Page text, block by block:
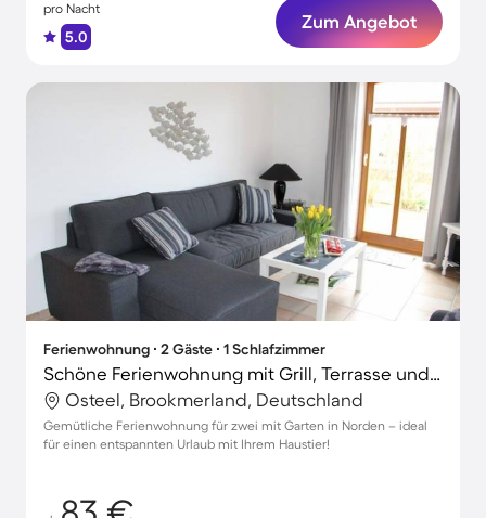
pro Nacht
5.0
Zum Angebot
Ferienwohnung ∙ 2 Gäste ∙ 1 Schlafzimmer
Schöne Ferienwohnung mit Grill, Terrasse und Garten | Haustiere erlaubt
Osteel, Brookmerland, Deutschland
Gemütliche Ferienwohnung für zwei mit Garten in Norden – ideal
für einen entspannten Urlaub mit Ihrem Haustier!